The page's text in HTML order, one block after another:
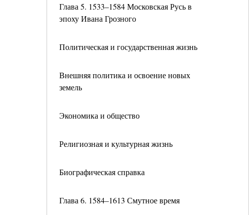
Глава 5. 1533–1584 Московская Русь в
эпоху Ивана Грозного
Политическая и государственная жизнь
Внешняя политика и освоение новых
земель
Экономика и общество
Религиозная и культурная жизнь
Биографическая справка
Глава 6. 1584–1613 Смутное время